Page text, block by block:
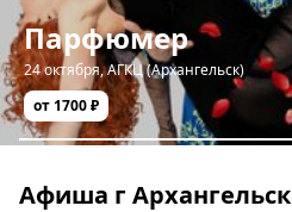
Парфюмер
24 октября,АГКЦ (Архангельск)
от 1700 ₽
Афиша г Архангельск